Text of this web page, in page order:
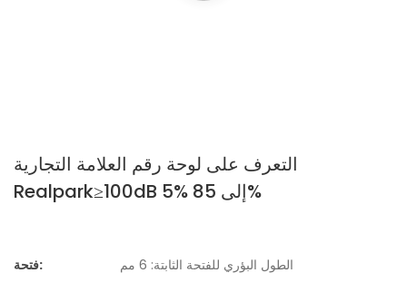
التعرف على لوحة رقم العلامة التجارية
Realpark≥100dB 5% إلى 85%
فتحة:
الطول البؤري للفتحة الثابتة: 6 مم